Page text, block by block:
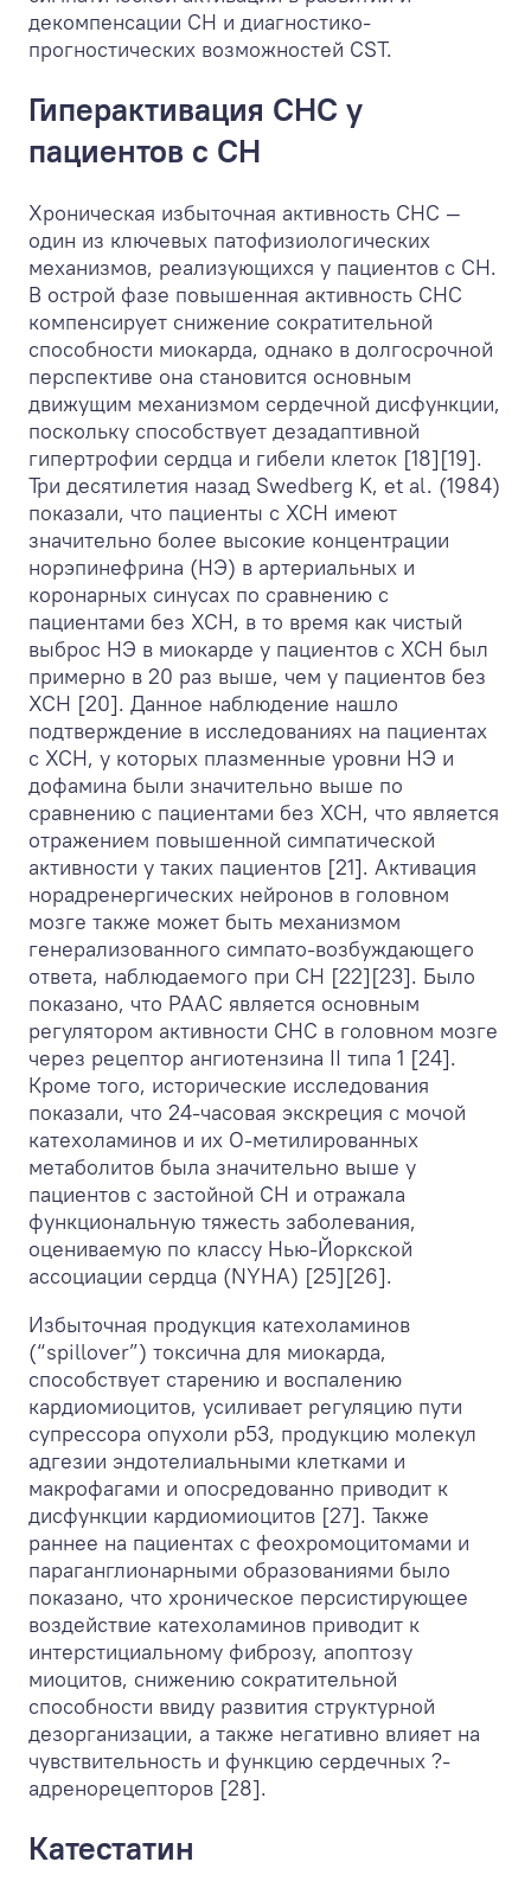
декомпенсации СН и диагностико-
прогностических возможностей CST.
Гиперактивация СНС у
пациентов с СН
Хроническая избыточная активность СНС —
один из ключевых патофизиологических
механизмов, реализующихся у пациентов с СН.
В острой фазе повышенная активность СНС
компенсирует снижение сократительной
способности миокарда, однако в долгосрочной
перспективе она становится основным
движущим механизмом сердечной дисфункции,
поскольку способствует дезадаптивной
гипертрофии сердца и гибели клеток [18][19].
Три десятилетия назад Swedberg K, et al. (1984)
показали, что пациенты с ХСН имеют
значительно более высокие концентрации
норэпинефрина (НЭ) в артериальных и
коронарных синусах по сравнению с
пациентами без ХСН, в то время как чистый
выброс НЭ в миокарде у пациентов с ХСН был
примерно в 20 раз выше, чем у пациентов без
ХСН [20]. Данное наблюдение нашло
подтверждение в исследованиях на пациентах
с ХСН, у которых плазменные уровни НЭ и
дофамина были значительно выше по
сравнению с пациентами без ХСН, что является
отражением повышенной симпатической
активности у таких пациентов [21]. Активация
норадренергических нейронов в головном
мозге также может быть механизмом
генерализованного симпато-возбуждающего
ответа, наблюдаемого при СН [22][23]. Было
показано, что РААС является основным
регулятором активности СНС в головном мозге
через рецептор ангиотензина II типа 1 [24].
Кроме того, исторические исследования
показали, что 24-часовая экскреция с мочой
катехоламинов и их О-метилированных
метаболитов была значительно выше у
пациентов с застойной СН и отражала
функциональную тяжесть заболевания,
оцениваемую по классу Нью-Йоркской
ассоциации сердца (NYHA) [25][26].
Избыточная продукция катехоламинов
(“spillover”) токсична для миокарда,
способствует старению и воспалению
кардиомиоцитов, усиливает регуляцию пути
супрессора опухоли р53, продукцию молекул
адгезии эндотелиальными клетками и
макрофагами и опосредованно приводит к
дисфункции кардиомиоцитов [27]. Также
раннее на пациентах с феохромоцитомами и
параганглионарными образованиями было
показано, что хроническое персистирующее
воздействие катехоламинов приводит к
интерстициальному фиброзу, апоптозу
миоцитов, снижению сократительной
способности ввиду развития структурной
дезорганизации, а также негативно влияет на
чувствительность и функцию сердечных ?-
адренорецепторов [28].
Катестатин